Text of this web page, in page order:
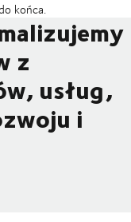
końca.
z
usług,
i